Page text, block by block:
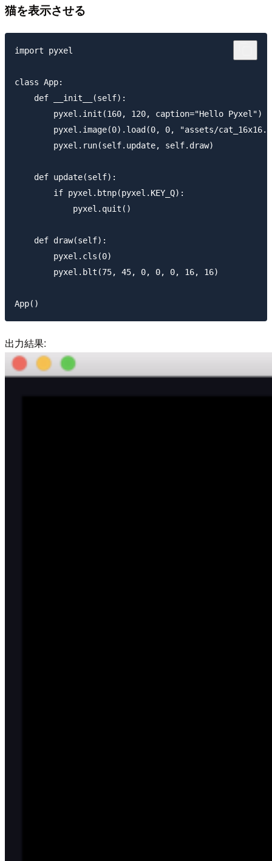
猫を表示させる
import pyxel
class App:
    def __init__(self):
        pyxel.init(160, 120, caption="Hello Pyxel")
pyxel.image(0).load(0, 0, "assets/
        pyxel.run(self.update, self.draw)
    def update(self):
        if pyxel.btnp(pyxel.KEY_Q):
            pyxel.quit()
    def draw(self):
        pyxel.cls(0)
        pyxel.blt(75, 45, 0, 0, 0, 16, 16)
出力結果: